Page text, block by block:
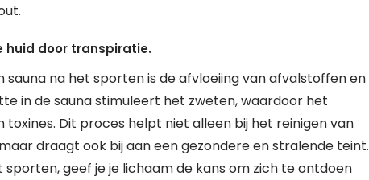
huid door transpiratie.
na het sporten is de afvloeiing van afvalstoffen en
in de sauna stimuleert het zweten, waardoor het
Dit proces helpt niet alleen bij het reinigen van
draagt ook bij aan een gezondere en stralende teint.
geef je je lichaam de kans om zich te ontdoen